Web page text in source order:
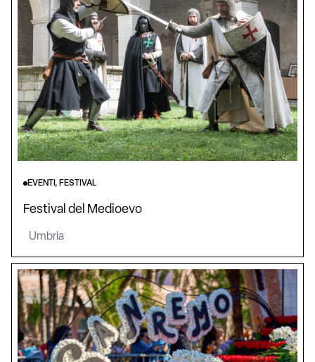
EVENTI, FESTIVAL
Festival del Medioevo
Umbria